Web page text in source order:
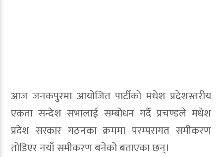
आज जनकपुरमा आयोजित पार्टीको मधेश प्रदेशस्तरीय
एकता सन्देश सभालाई सम्बोधन गर्दै प्रचण्डले मधेश
प्रदेश सरकार गठनका क्रममा परम्परागत समीकरण
तोडिएर नयाँ समीकरण बनेको बताएका छन्।